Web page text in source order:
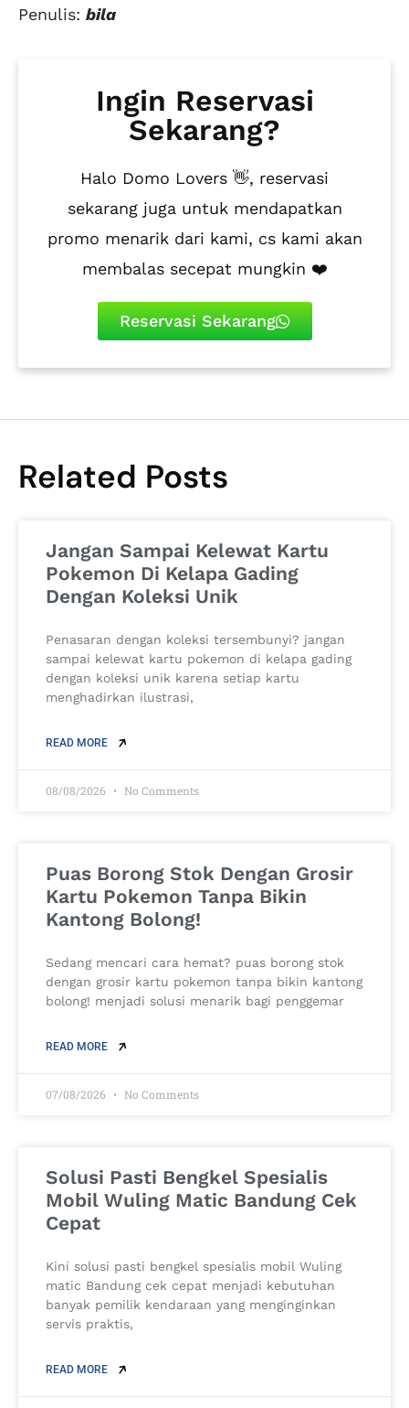
Penulis: bila
Ingin Reservasi
Sekarang?
Halo Domo Lovers 👋, reservasi
sekarang juga untuk mendapatkan
promo menarik dari kami, cs kami akan
membalas secepat mungkin ❤️
Reservasi Sekarang
Related Posts
Jangan Sampai Kelewat Kartu
Pokemon Di Kelapa Gading
Dengan Koleksi Unik
Penasaran dengan koleksi tersembunyi? jangan
sampai kelewat kartu pokemon di kelapa gading
dengan koleksi unik karena setiap kartu
menghadirkan ilustrasi,
READ MORE
08/08/2026 No Comments
Puas Borong Stok Dengan Grosir
Kartu Pokemon Tanpa Bikin
Kantong Bolong!
Sedang mencari cara hemat? puas borong stok
dengan grosir kartu pokemon tanpa bikin kantong
bolong! menjadi solusi menarik bagi penggemar
READ MORE
07/08/2026 No Comments
Solusi Pasti Bengkel Spesialis
Mobil Wuling Matic Bandung Cek
Cepat
Kini solusi pasti bengkel spesialis mobil Wuling
matic Bandung cek cepat menjadi kebutuhan
banyak pemilik kendaraan yang menginginkan
servis praktis,
READ MORE